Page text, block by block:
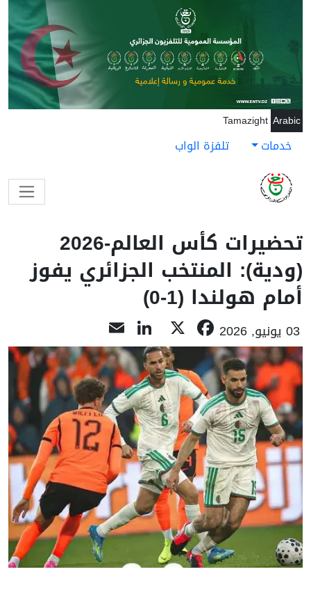
تجاوز إلى المحتوى الرئيسي
Arabic
Tamazight
خدمات تلفزة الواب
تحضيرات كأس العالم-2026
(ودية): المنتخب الجزائري يفوز
أمام هولندا (1-0)
03 يونيو, 2026 Facebook
LinkedIn